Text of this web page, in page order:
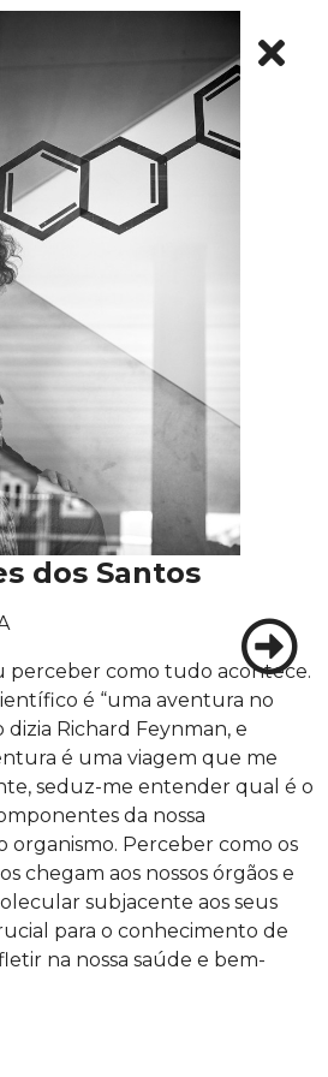
dos Santos
perceber como tudo acontece.
é “uma aventura no
dizia Richard Feynman, e
é uma viagem que me
seduz-me entender qual é o
da nossa
organismo. Perceber como os
chegam aos nossos órgãos e
subjacente aos seus
para o conhecimento de
na nossa saúde e bem-